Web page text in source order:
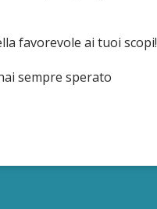
favorevole ai tuoi scopi!
sempre sperato